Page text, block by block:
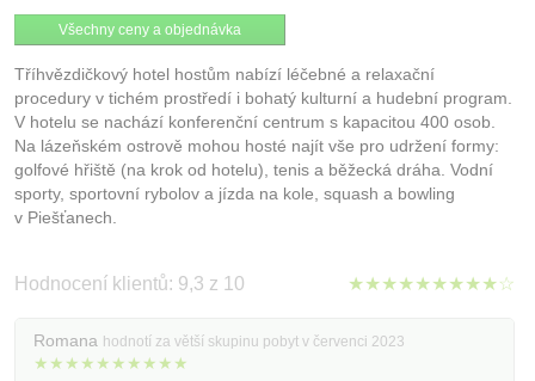
Všechny ceny a objednávka
Tříhvězdičkový hotel hostům nabízí léčebné a relaxační
procedury v tichém prostředí i bohatý kulturní a hudební program.
V hotelu se nachází konferenční centrum s kapacitou 400 osob.
Na lázeňském ostrově mohou hosté najít vše pro udržení formy:
golfové hřiště (na krok od hotelu), tenis a běžecká dráha. Vodní
sporty, sportovní rybolov a jízda na kole, squash a bowling
v Piešťanech.
Hodnocení klientů: 9,3 z 10 ★★★★★★★★★☆
Romana hodnotí za větší skupinu pobyt v červenci 2023
★★★★★★★★★★